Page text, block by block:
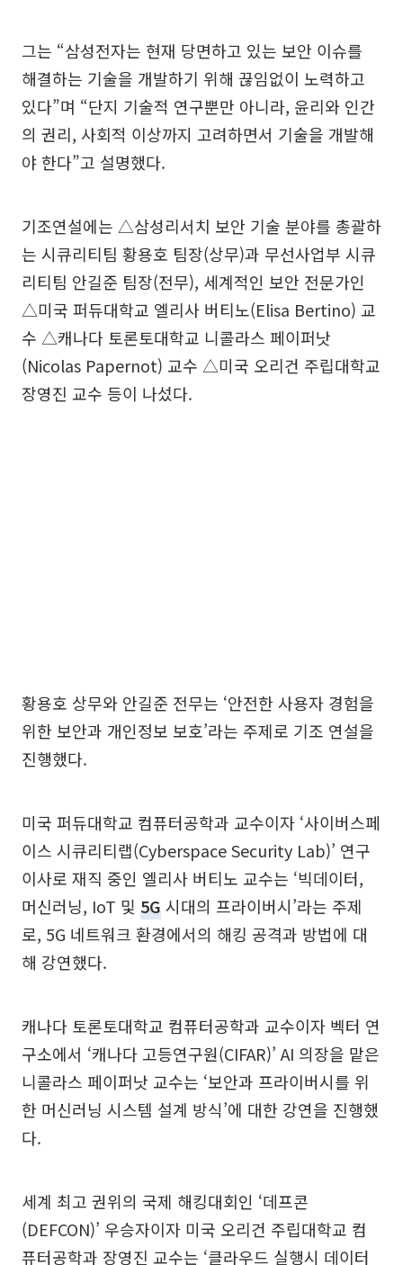
그는 “삼성전자는 현재 당면하고 있는 보안 이슈를
해결하는 기술을 개발하기 위해 끊임없이 노력하고
있다”며 “단지 기술적 연구뿐만 아니라, 윤리와 인간
의 권리, 사회적 이상까지 고려하면서 기술을 개발해
야 한다”고 설명했다.
기조연설에는 △삼성리서치 보안 기술 분야를 총괄하
는 시큐리티팀 황용호 팀장(상무)과 무선사업부 시큐
리티팀 안길준 팀장(전무), 세계적인 보안 전문가인
△미국 퍼듀대학교 엘리사 버티노(Elisa Bertino) 교
수 △캐나다 토론토대학교 니콜라스 페이퍼낫
(Nicolas Papernot) 교수 △미국 오리건 주립대학교
장영진 교수 등이 나섰다.
황용호 상무와 안길준 전무는 ‘안전한 사용자 경험을
위한 보안과 개인정보 보호’라는 주제로 기조 연설을
진행했다.
미국 퍼듀대학교 컴퓨터공학과 교수이자 ‘사이버스페
이스 시큐리티랩(Cyberspace Security Lab)’ 연구
이사로 재직 중인 엘리사 버티노 교수는 ‘빅데이터,
머신러닝, IoT 및 5G시대의 프라이버시’라는 주제
로, 5G 네트워크 환경에서의 해킹 공격과 방법에 대
해 강연했다.
캐나다 토론토대학교 컴퓨터공학과 교수이자 벡터 연
구소에서 ‘캐나다 고등연구원(CIFAR)’ AI 의장을 맡은
니콜라스 페이퍼낫 교수는 ‘보안과 프라이버시를 위
한 머신러닝 시스템 설계 방식’에 대한 강연을 진행했
다.
세계 최고 권위의 국제 해킹대회인 ‘데프콘
(DEFCON)’ 우승자이자 미국 오리건 주립대학교 컴
퓨터공학과 장영진 교수는 ‘클라우드 실행시 데이터